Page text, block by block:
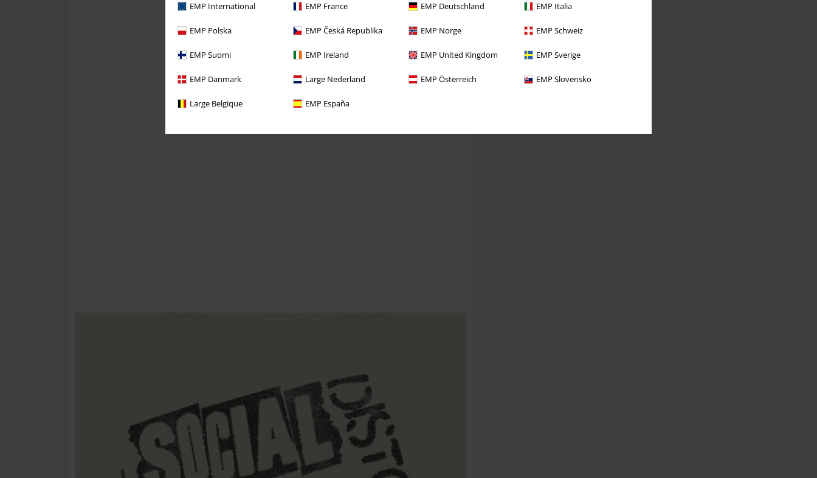
EMP International EMP France EMP Deutschland EMP Italia
EMP Polska EMP Česká Republika EMP Norge EMP Schweiz
EMP Suomi EMP Ireland EMP United Kingdom EMP Sverige
EMP Danmark Large Nederland EMP Österreich EMP Slovensko
Large Belgique EMP España